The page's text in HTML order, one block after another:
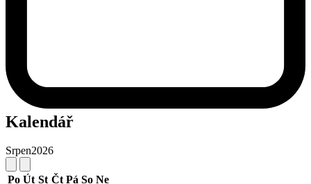
Kalendář
Srpen2026
Po Út St Čt Pá So Ne